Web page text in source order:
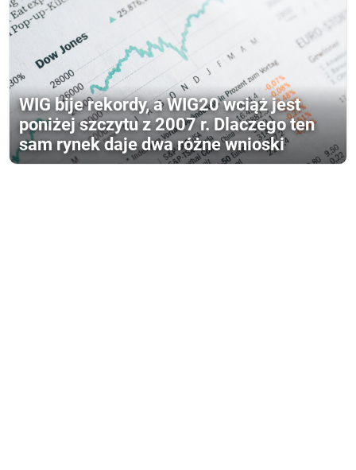
WIG bije rekordy, a WIG20 wciąż jest
poniżej szczytu z 2007 r. Dlaczego ten
sam rynek daje dwa różne wnioski